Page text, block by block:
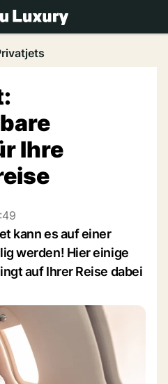
Ihre
kann es auf einer
werden! Hier einige
auf Ihrer Reise dabei